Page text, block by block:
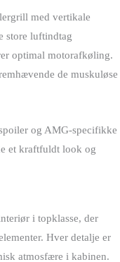
med vertikale
store luftindtag
optimal motorafkøling.
de muskuløse
og AMG-specifikke
et kraftfuldt look og
i topklasse, der
Hver detalje er
atmosfære i kabinen.